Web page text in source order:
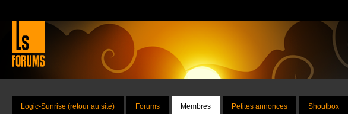
Logic-Sunrise (retour au site) Forums Membres Petites annonces Shoutbox